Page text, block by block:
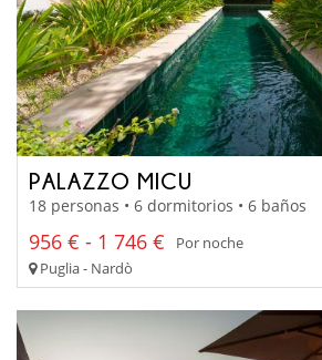
PALAZZO MICU
18 personas • 6 dormitorios • 6 baños
956 € - 1 746 €
Por noche
Puglia - Nardò